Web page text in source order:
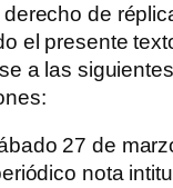
de
el presente
a las siguientes
27 de
nota